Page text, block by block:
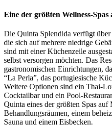
Eine der größten Wellness-
Die Quinta Splendida verfügt
die sich auf mehrere niedrige
sind mit einer Küchenzeile
selbst versorgen möchten. Das
gastronomischen Einrichtungen,
“La Perla”, das portugiesische
Weitere Optionen sind ein Thai-
Cocktailbar und ein Pool-
Quinta eines der größten Spas auf
Behandlungsräumen, einem
Sauna und einem Eisbecken.